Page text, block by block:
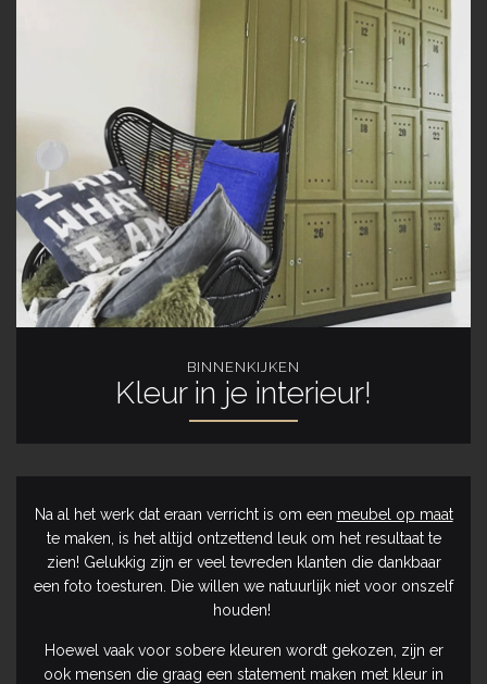
BINNENKIJKEN
Kleur in je interieur!
Na al het werk dat eraan verricht is om een meubel op maat
te maken, is het altijd ontzettend leuk om het resultaat te
zien! Gelukkig zijn er veel tevreden klanten die dankbaar
een foto toesturen. Die willen we natuurlijk niet voor onszelf
houden!
Hoewel vaak voor sobere kleuren wordt gekozen, zijn er
ook mensen die graag een statement maken met kleur in